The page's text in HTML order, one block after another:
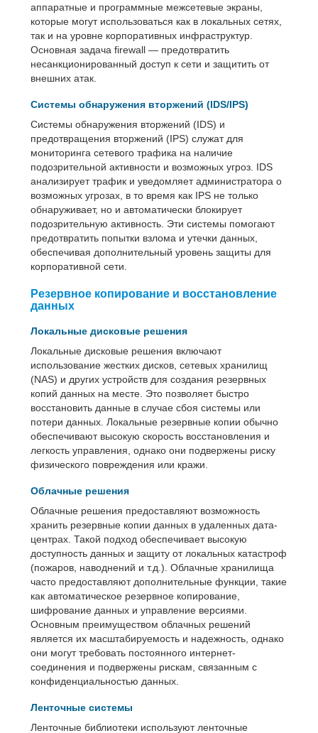
аппаратные и программные межсетевые экраны,
которые могут использоваться как в локальных сетях,
так и на уровне корпоративных инфраструктур.
Основная задача firewall — предотвратить
несанкционированный доступ к сети и защитить от
внешних атак.
Системы обнаружения вторжений (IDS/IPS)
Системы обнаружения вторжений (IDS) и
предотвращения вторжений (IPS) служат для
мониторинга сетевого трафика на наличие
подозрительной активности и возможных угроз. IDS
анализирует трафик и уведомляет администратора о
возможных угрозах, в то время как IPS не только
обнаруживает, но и автоматически блокирует
подозрительную активность. Эти системы помогают
предотвратить попытки взлома и утечки данных,
обеспечивая дополнительный уровень защиты для
корпоративной сети.
Резервное копирование и восстановление
данных
Локальные дисковые решения
Локальные дисковые решения включают
использование жестких дисков, сетевых хранилищ
(NAS) и других устройств для создания резервных
копий данных на месте. Это позволяет быстро
восстановить данные в случае сбоя системы или
потери данных. Локальные резервные копии обычно
обеспечивают высокую скорость восстановления и
легкость управления, однако они подвержены риску
физического повреждения или кражи.
Облачные решения
Облачные решения предоставляют возможность
хранить резервные копии данных в удаленных дата-
центрах. Такой подход обеспечивает высокую
доступность данных и защиту от локальных катастроф
(пожаров, наводнений и т.д.). Облачные хранилища
часто предоставляют дополнительные функции, такие
как автоматическое резервное копирование,
шифрование данных и управление версиями.
Основным преимуществом облачных решений
является их масштабируемость и надежность, однако
они могут требовать постоянного интернет-
соединения и подвержены рискам, связанным с
конфиденциальностью данных.
Ленточные системы
Ленточные библиотеки используют ленточные